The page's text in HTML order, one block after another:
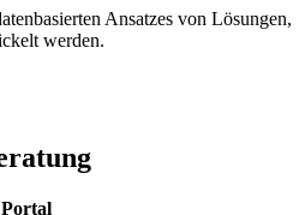
Ansatzes von Lösungen,
werden.